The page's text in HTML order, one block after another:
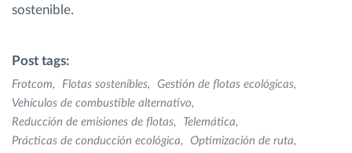
sostenible.
Post tags:
Frotcom Flotas sostenibles
Gestión de flotas ecológicas
Vehículos de combustible alternativo
Reducción de emisiones de flotas
Telemática
Prácticas de conducción ecológica
Optimización de ruta